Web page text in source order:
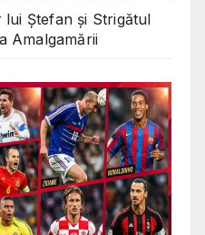
lui Ștefan și Strigătul
Amalgamării